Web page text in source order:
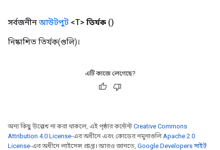
সর্বজনীন আউটপুট <T> তির্যক ()
নিষ্কাশিত তির্যক(গুলি)।
এটি কাজে লেগেছে?
অন্য কিছু উল্লেখ না করা থাকলে, এই পৃষ্ঠার কন্টেন্ট Creative Commons
Attribution 4.0 License-এর অধীনে এবং কোডের নমুনাগুলিApache 2.0
License-এর অধীনে লাইসেন্স প্রাপ্ত। আরও জানতে, Google Developers সাইট